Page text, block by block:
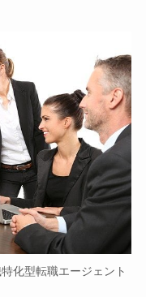
化型転職エージェント